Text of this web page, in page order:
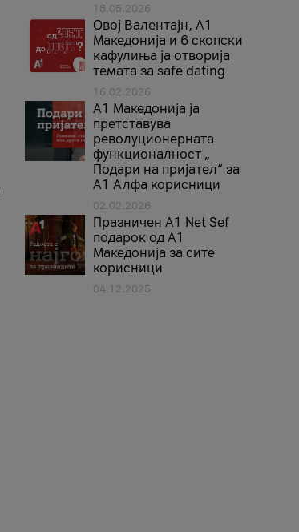
18.05.2026
Овој Валентајн, A1
Македонија и 6 скопски
кафулиња ја отворија
темата за safe dating
16.02.2026
А1 Македонија ја
претставува
револуционерната
функционалност „
Подари на пријател“ за
А1 Алфа корисници
02.02.2026
Празничен A1 Net Sеf
подарок од А1
Македонија за сите
корисници
04.12.2025